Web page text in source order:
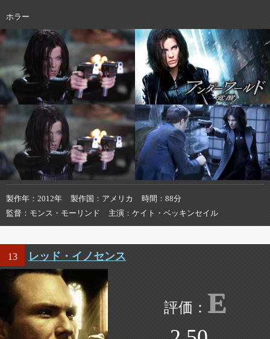
ホラー
製作年 2012年 製作国 アメリカ 時間
88分
監督
モンス・モーリンド 主演 ケイト・ベッキンセイル
13 レッド・イノセンス
E